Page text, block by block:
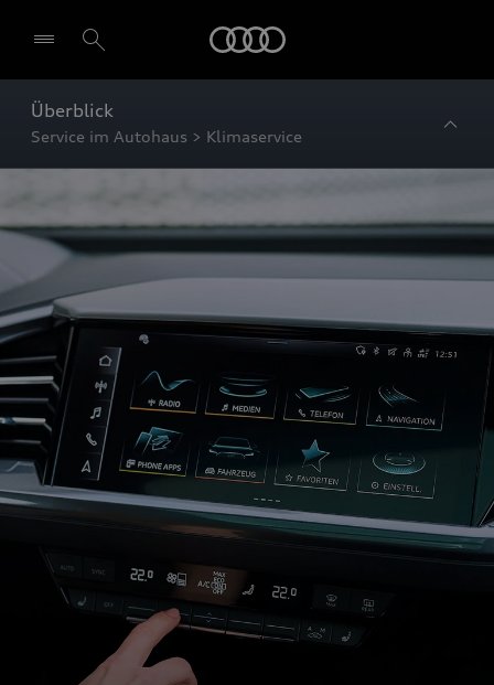
Überblick
Service im Autohaus > Klimaservice